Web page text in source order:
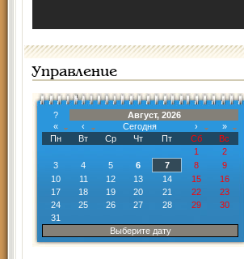
Управление
?
Август, 2026
«
‹ Сегодня ›
»
Пн
Вт Ср Чт Пт Сб
Вс
1
2
3
4 5 6 7 8
9
10
11 12 13 14 15
16
17
18 19 20 21 22
23
24
25 26 27 28 29
30
31
Выберите дату